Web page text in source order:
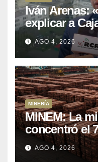
Iván Arenas:
explicar a
US$ 16 mil
mineros para
AGO 4, 2026
MINERÍA
MINEM: La
concentró el
las
entre enero y
AGO 4, 2026